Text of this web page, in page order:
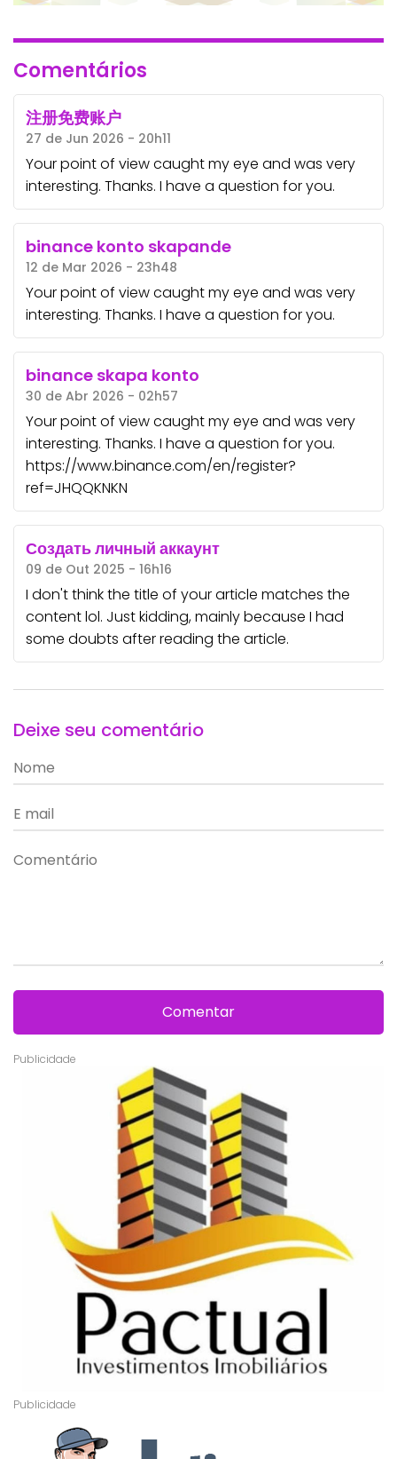
Comentários
注册免费账户
27 de Jun 2026 - 20h11
Your point of view caught my eye and was very
interesting. Thanks. I have a question for you.
binance konto skapande
12 de Mar 2026 - 23h48
Your point of view caught my eye and was very
interesting. Thanks. I have a question for you.
binance skapa konto
30 de Abr 2026 - 02h57
Your point of view caught my eye and was very
interesting. Thanks. I have a question for you.
https://www.binance.com/en/register?
ref=JHQQKNKN
Создать личный аккаунт
09 de Out 2025 - 16h16
I don't think the title of your article matches the
content lol. Just kidding, mainly because I had
some doubts after reading the article.
Deixe seu comentário
Comentar